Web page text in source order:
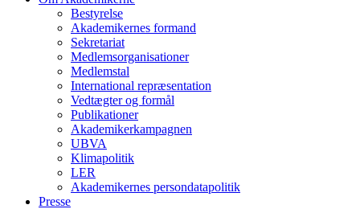
Bestyrelse
Akademikernes formand
Sekretariat
Medlemsorganisationer
Medlemstal
International repræsentation
Vedtægter og formål
Publikationer
Akademikerkampagnen
UBVA
Klimapolitik
LER
Akademikernes persondatapolitik
Presse